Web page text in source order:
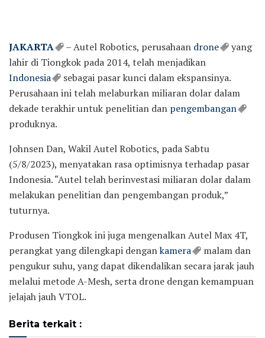
JAKARTA – Autel Robotics, perusahaan drone
yang
lahir di Tiongkok pada 2014, telah menjadikan
Indonesia
sebagai pasar kunci dalam ekspansinya.
Perusahaan ini telah melaburkan miliaran dolar dalam
dekade terakhir untuk penelitian dan pengembangan
produknya.
Johnsen Dan, Wakil Autel Robotics, pada Sabtu
(5/8/2023), menyatakan rasa optimisnya terhadap pasar
Indonesia. “Autel telah berinvestasi miliaran dolar dalam
melakukan penelitian dan pengembangan produk,”
tuturnya.
Produsen Tiongkok ini juga mengenalkan Autel Max 4T,
perangkat yang dilengkapi dengankamera
malam dan
pengukur suhu, yang dapat dikendalikan secara jarak jauh
melalui metode A-Mesh, serta drone dengan kemampuan
jelajah jauh VTOL.
Berita terkait :